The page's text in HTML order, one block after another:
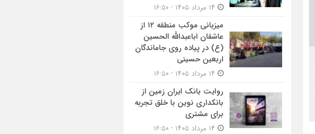
میزبانی موکب منطقه ۱۲ از
عاشقان اباعبدالله الحسین
(ع) در پیاده روی جاماندگان
اربعین حسینی
روایت بانک ایران زمین از
بانکداری نوین با خلق تجربه
برای مشتری